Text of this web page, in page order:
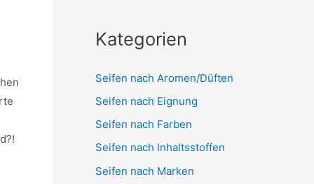
Kategorien
Seifen nach Aromen/Düften
Seifen nach Eignung
Seifen nach Farben
Seifen nach Inhaltsstoffen
Seifen nach Marken